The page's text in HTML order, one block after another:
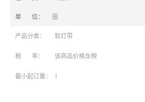
单 位： 圈
产品分类： 软灯带
税 率： 该商品价格含税
最小起订量： 1